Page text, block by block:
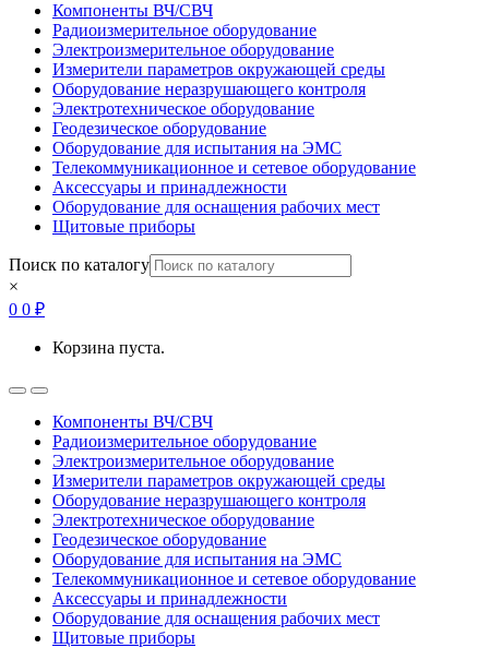
Компоненты ВЧ/СВЧ
Радиоизмерительное оборудование
Электроизмерительное оборудование
Измерители параметров окружающей среды
Оборудование неразрушающего контроля
Электротехническое оборудование
Геодезическое оборудование
Оборудование для испытания на ЭМС
Телекоммуникационное и сетевое оборудование
Аксессуары и принадлежности
Оборудование для оснащения рабочих мест
Щитовые приборы
Поиск по каталогу
×
0 0 ₽
Корзина пуста.
OpenClose
Компоненты ВЧ/СВЧ
Радиоизмерительное оборудование
Электроизмерительное оборудование
Измерители параметров окружающей среды
Оборудование неразрушающего контроля
Электротехническое оборудование
Геодезическое оборудование
Оборудование для испытания на ЭМС
Телекоммуникационное и сетевое оборудование
Аксессуары и принадлежности
Оборудование для оснащения рабочих мест
Щитовые приборы